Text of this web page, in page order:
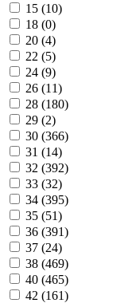
15 (10)
18 (0)
20 (4)
22 (5)
24 (9)
26 (11)
28 (180)
29 (2)
30 (366)
31 (14)
32 (392)
33 (32)
34 (395)
35 (51)
36 (391)
37 (24)
38 (469)
40 (465)
42 (161)